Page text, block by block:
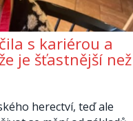
s kariérou a
je šťastnější než
herectví, teď ale